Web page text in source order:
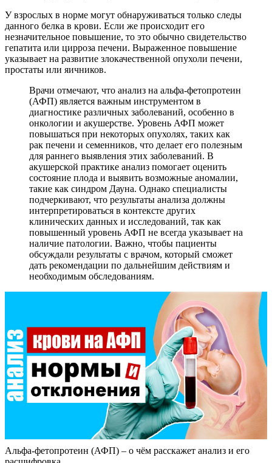
У взрослых в норме могут обнаруживаться только следы
данного белка в крови. Если же происходит его
незначительное повышение, то это обычно свидетельство
гепатита или цирроза печени. Выраженное повышение
указывает на развитие злокачественной опухоли печени,
простаты или яичников.
Врачи отмечают, что анализ на альфа-фетопротеин
(АФП) является важным инструментом в
диагностике различных заболеваний, особенно в
онкологии и акушерстве. Уровень АФП может
повышаться при некоторых опухолях, таких как
рак печени и семенников, что делает его полезным
для раннего выявления этих заболеваний. В
акушерской практике анализ помогает оценить
состояние плода и выявить возможные аномалии,
такие как синдром Дауна. Однако специалисты
подчеркивают, что результаты анализа должны
интерпретироваться в контексте других
клинических данных и исследований, так как
повышенный уровень АФП не всегда указывает на
наличие патологии. Важно, чтобы пациенты
обсуждали результаты с врачом, который сможет
дать рекомендации по дальнейшим действиям и
необходимым обследованиям.
Альфа-фетопротеин (АФП) – о чём расскажет анализ и его